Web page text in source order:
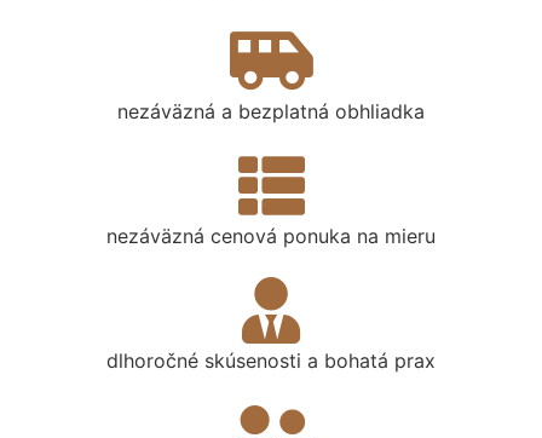
nezáväzná a bezplatná obhliadka
nezáväzná cenová ponuka na mieru
dlhoročné skúsenosti a bohatá prax